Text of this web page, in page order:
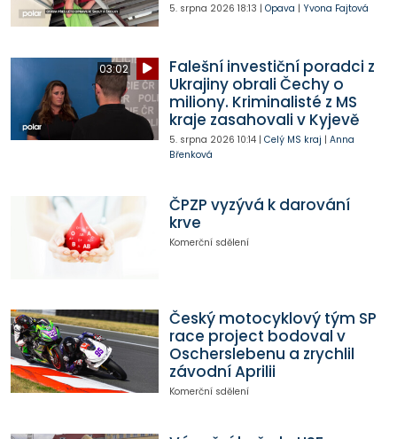
5. srpna 2026 18:13 | Opava | Yvona Fajtová
03:02
Falešní investiční poradci z
Ukrajiny obrali Čechy o
miliony. Kriminalisté z MS
kraje zasahovali v Kyjevě
5. srpna 2026 10:14| Celý MS kraj | Anna
Břenková
ČPZP vyzývá k darování
krve
Komerční sdělení
Český motocyklový tým SP
race project bodoval v
Oscherslebenu a zrychlil
závodní Aprilii
Komerční sdělení